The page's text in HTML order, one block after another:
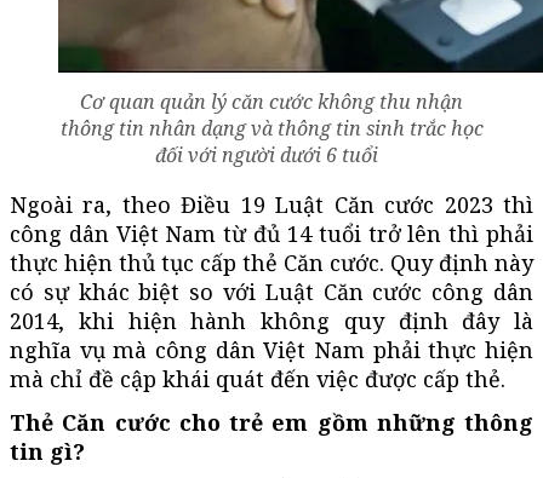
Cơ quan quản lý căn cước không thu nhận
thông tin nhân dạng và thông tin sinh trắc học
đối với người dưới 6 tuổi
Ngoài ra, theo Điều 19 Luật Căn cước 2023 thì
công dân Việt Nam từ đủ 14 tuổi trở lên thì phải
thực hiện thủ tục cấp thẻ Căn cước. Quy định này
có sự khác biệt so với Luật Căn cước công dân
2014, khi hiện hành không quy định đây là
nghĩa vụ mà công dân Việt Nam phải thực hiện
mà chỉ đề cập khái quát đến việc được cấp thẻ.
Thẻ Căn cước cho trẻ em gồm những thông
tin gì?